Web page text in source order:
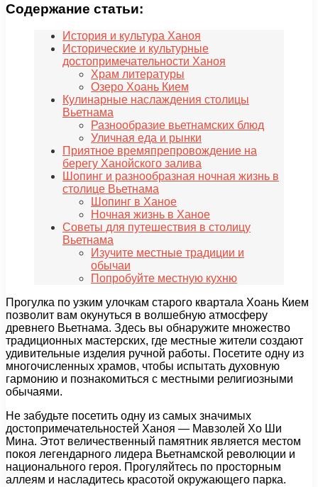
Содержание статьи:
История и культура Ханоя
Исторические и культурные
достопримечательности Ханоя
Храм литературы
Озеро Хоань Кием
Кулинарные наслаждения столицы
Вьетнама
Разнообразие вьетнамских блюд
Уличная еда и рынки
Приятное времяпрепровождение на
берегу Ханойского залива
Шопинг и разнообразная ночная жизнь в
столице Вьетнама
Шопинг в Ханое
Ночная жизнь в Ханое
Советы для путешествия в столицу
Вьетнама
Изучите местные традиции и
обычаи
Попробуйте местную кухню
Прогулка по узким улочкам старого квартала Хоань Кием
позволит вам окунуться в волшебную атмосферу
древнего Вьетнама. Здесь вы обнаружите множество
традиционных мастерских, где местные жители создают
удивительные изделия ручной работы. Посетите одну из
многочисленных храмов, чтобы испытать духовную
гармонию и познакомиться с местными религиозными
обычаями.
Не забудьте посетить одну из самых значимых
достопримечательностей Ханоя — Мавзолей Хо Ши
Мина. Этот величественный памятник является местом
покоя легендарного лидера Вьетнамской революции и
национального героя. Прогуляйтесь по просторным
аллеям и насладитесь красотой окружающего парка.